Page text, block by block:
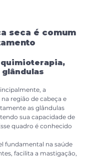
seca é comum
a
região de cabeça e
as glândulas
sua capacidade de
quadro é conhecido
fundamental na saúde
facilita a mastigação,